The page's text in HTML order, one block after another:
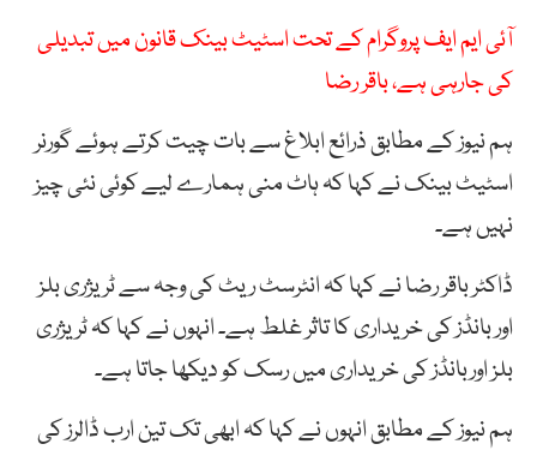
آئی ایم ایف پروگرام کے تحت اسٹیٹ بینک قانون میں تبدیلی
کی جارہی ہے، باقر رضا
ہم نیوز کے مطابق ذرائع ابلاغ سے بات چیت کرتے ہوئے گورنر
اسٹیٹ بینک نے کہا کہ ہاٹ منی ہمارے لیے کوئی نئی چیز
نہیں ہے۔
ڈاکٹر باقر رضا نے کہا کہ انٹرسٹ ریٹ کی وجہ سے ٹریژری بلز
اور بانڈز کی خریداری کا تاثر غلط ہے۔ انہوں نے کہا کہ ٹریژری
بلز اوربانڈز کی خریداری میں رسک کو دیکھا جاتا ہے۔
ہم نیوز کے مطابق انہوں نے کہا کہ ابھی تک تین ارب ڈالرز کی